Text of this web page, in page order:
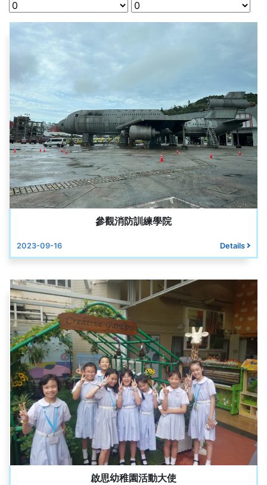
參觀消防訓練學院
2023-09-16 Details
啟思幼稚園活動大使